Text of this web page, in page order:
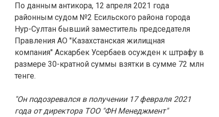
По данным антикора, 12 апреля 2021 года
районным судом №2 Есильского района города
Нур-Султан бывший заместитель председателя
Правления АО "Казахстанская жилищная
компания" Аскарбек Усербаев осужден к штрафу в
размере 30-кратной суммы взятки в сумме 72 млн
тенге.
"Он подозревался в получении 17 февраля 2021
года от директора ТОО "ФН Менеджмент"